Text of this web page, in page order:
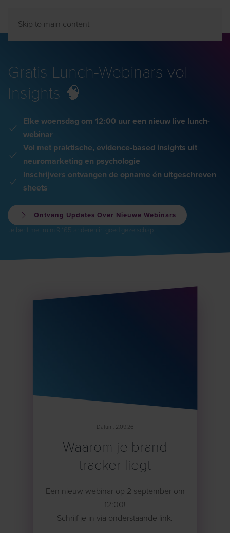
Skip to main content
Gratis Lunch-Webinars vol
Insights 🧠
Elke woensdag om 12:00 uur een nieuw live lunch-
webinar
Vol met praktische, evidence-based insights uit
neuromarketing en psychologie
Inschrijvers ontvangen de opname én uitgeschreven
sheets
Ontvang Updates Over Nieuwe Webinars
Je bent met ruim 9.165 anderen in goed gezelschap
Datum: 2.09.26
Waarom je brand
tracker liegt
Een nieuw webinar op 2 september om
12:00!
Schrijf je in via onderstaande link.